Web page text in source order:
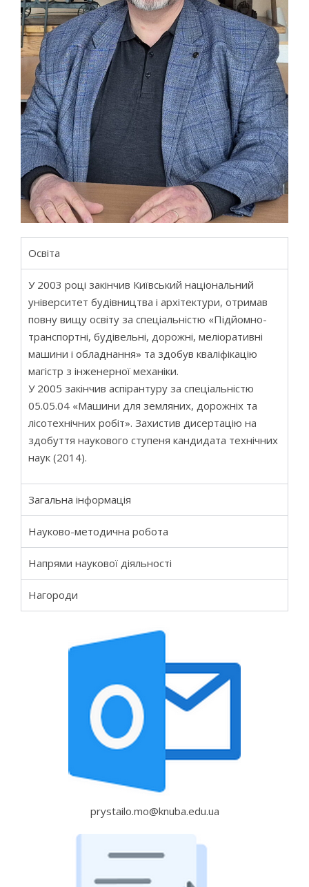
Освіта
У 2003 році закінчив Київський національний
університет будівництва і архітектури, отримав
повну вищу освіту за спеціальністю «Підйомно-
транспортні, будівельні, дорожні, меліоративні
машини і обладнання» та здобув кваліфікацію
магістр з інженерної механіки.
У 2005 закінчив аспірантуру за спеціальністю
05.05.04 «Машини для земляних, дорожніх та
лісотехнічних робіт». Захистив дисертацію на
здобуття наукового ступеня кандидата технічних
наук (2014).
Загальна інформація
Науково-методична робота
Напрями наукової діяльності
Нагороди
prystailo.mo@knuba.edu.ua